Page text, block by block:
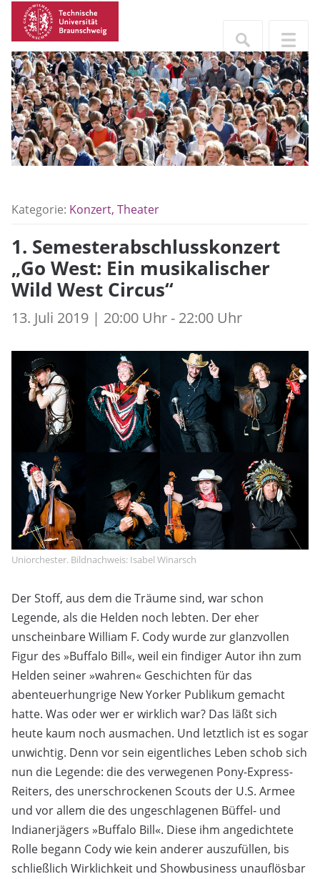
Kategorie: Konzert, Theater
1. Semesterabschlusskonzert
„Go West: Ein musikalischer
Wild West Circus“
13. Juli 2019 | 20:00 Uhr - 22:00 Uhr
Uniorchester. Bildnachweis: Isabel Winarsch
Der Stoff, aus dem die Träume sind, war schon
Legende, als die Helden noch lebten. Der eher
unscheinbare William F. Cody wurde zur glanzvollen
Figur des »Buffalo Bill«, weil ein findiger Autor ihn zum
Helden seiner »wahren« Geschichten für das
abenteuerhungrige New Yorker Publikum gemacht
hatte. Was oder wer er wirklich war? Das läßt sich
heute kaum noch ausmachen. Und letztlich ist es sogar
unwichtig. Denn vor sein eigentliches Leben schob sich
nun die Legende: die des verwegenen Pony-Express-
Reiters, des unerschrockenen Scouts der U.S. Armee
und vor allem die des ungeschlagenen Büffel- und
Indianerjägers »Buffalo Bill«. Diese ihm angedichtete
Rolle begann Cody wie kein anderer auszufüllen, bis
schließlich Wirklichkeit und Showbusiness unauflösbar